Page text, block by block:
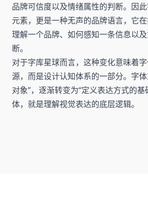
品牌可信度以及情绪属性的判断。因
元素，更是一种无声的品牌语言，它
理解一个品牌、如何感知一条信息以
断。
对于字库星球而言，这种变化意味着
源，而是设计认知体系的一部分。字
对象”，逐渐转变为“定义表达方式的基
体，就是理解视觉表达的底层逻辑。